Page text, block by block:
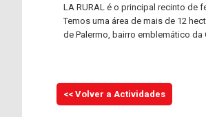
LA RURAL é o principal recinto de
Temos uma área de mais de 12
de Palermo, bairro emblemático
<< Volver a Actividades